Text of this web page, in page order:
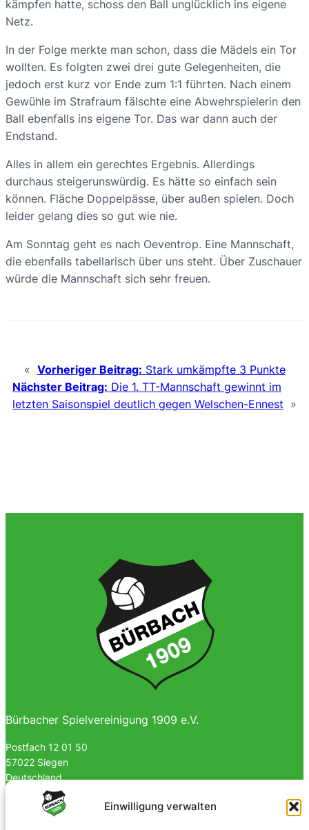
Einwilligung verwalten
kämpfen hatte, schoss den Ball unglücklich ins eigene
Netz.
In der Folge merkte man schon, dass die Mädels ein Tor
wollten. Es folgten zwei drei gute Gelegenheiten, die
jedoch erst kurz vor Ende zum 1:1 führten. Nach einem
Gewühle im Strafraum fälschte eine Abwehrspielerin den
Ball ebenfalls ins eigene Tor. Das war dann auch der
Endstand.
Alles in allem ein gerechtes Ergebnis. Allerdings
durchaus steigerunswürdig. Es hätte so einfach sein
können. Fläche Doppelpässe, über außen spielen. Doch
leider gelang dies so gut wie nie.
Am Sonntag geht es nach Oeventrop. Eine Mannschaft,
die ebenfalls tabellarisch über uns steht. Über Zuschauer
würde die Mannschaft sich sehr freuen.
« Vorheriger Beitrag: Stark umkämpfte 3 Punkte
Nächster Beitrag: Die 1. TT-Mannschaft gewinnt im
letzten Saisonspiel deutlich gegen Welschen-Ennest »
Bürbacher Spielvereinigung 1909 e.V.
Postfach 12 01 50
57022 Siegen
Deutschland
0170 4903023